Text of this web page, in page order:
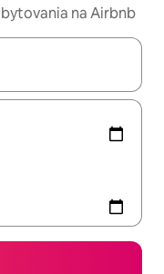
na Airbnb
si ich prechádzať